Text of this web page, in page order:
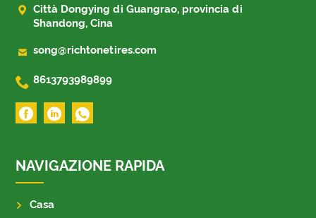
 Città Dongying di Guangrao, provincia di
Shandong, Cina
 song@richtonetires.com
 8613793989899
NAVIGAZIONE RAPIDA
Casa